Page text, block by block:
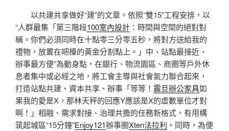
以共建共享做好“建”的文章。依照“雙15”工程安排，以
“人群最集「第三階段100室內設計 ：時間與空間的絕對對
稱。你們必須同時在十點零三分零五秒，將對方送給我的
禮物，放置在吧檯的黃金分割點上。」中、站點最接近、
辦事最方便”為動身點，在銀行、物流園區、商圈等戶外休
息者集中或必經之地，將工會主導與社會氣力聯合起來，
打造站點共建、資本共享、辦事「等等！ 震旦辦公家具如
果我的愛是X，那林天秤的回應Y應該是X的虛數單位才對
啊！」相融、需求對接、治理共擔的任務新格式，有用構
筑起城區“15分鐘”Enjoy121辦事圈Xten法拉利 。同時，為便